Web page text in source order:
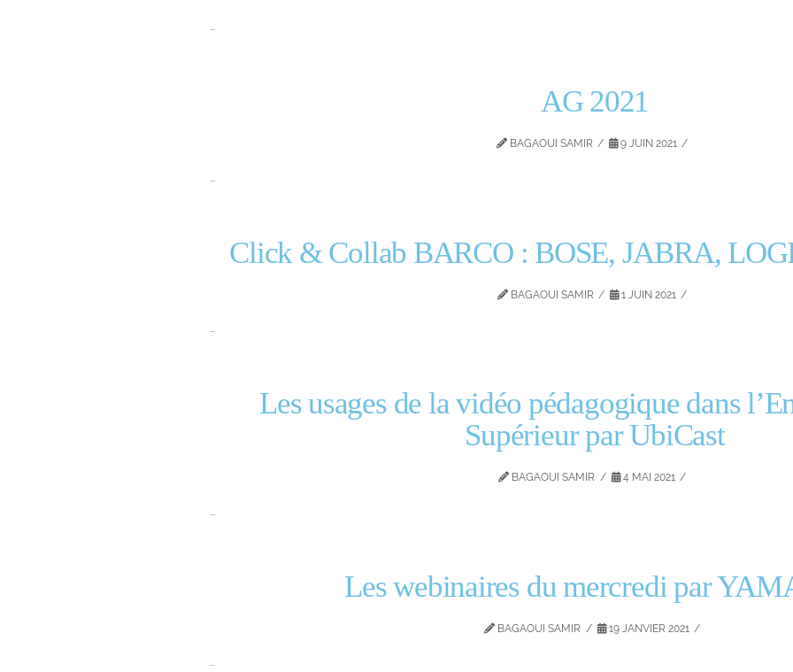
AG 2021
BAGAOUI SAMIR 9 JUIN 2021
Click & Collab BARCO : BOSE, JABRA,
BAGAOUI SAMIR 1 JUIN 2021
Les usages de la vidéo pédagogique dans
Supérieur par UbiCast
BAGAOUI SAMIR 4 MAI 2021
Les webinaires du mercredi par
BAGAOUI SAMIR 19 JANVIER 2021